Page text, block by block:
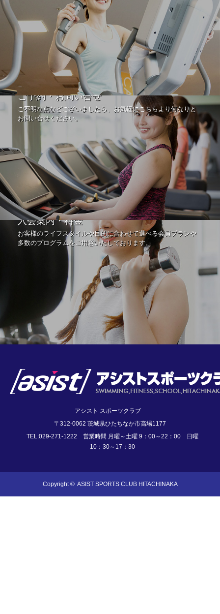
ご予約・お問い合せ
ご不明な点などございましたら、お気軽にこちらより何なりと
お問い合せください。
入会案内・料金
お客様のライフスタイルや目的に合わせて選べる会員プランや
多数のプログラムをご用意いたしております。
アシスト スポーツクラブ
〒312-0062 茨城県ひたちなか市高場1177
TEL:029-271-1222 営業時間 月曜～土曜 9：00～22：00 日曜
10：30～17：30
Copyright © ASIST SPORTS CLUB HITACHINAKA